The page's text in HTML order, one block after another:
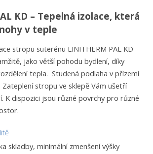
KD – Tepelná izolace, která
v teple
stropu suterénu LINITHERM PAL KD
jako větší pohodu bydlení, díky
tepla. Studená podlaha v přízemí
stropu ve sklepě Vám ušetří
K dispozici jsou různé povrchy pro různé
skladby, minimální zmenšení výšky